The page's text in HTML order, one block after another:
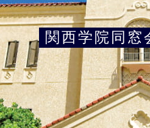
関西学院同窓